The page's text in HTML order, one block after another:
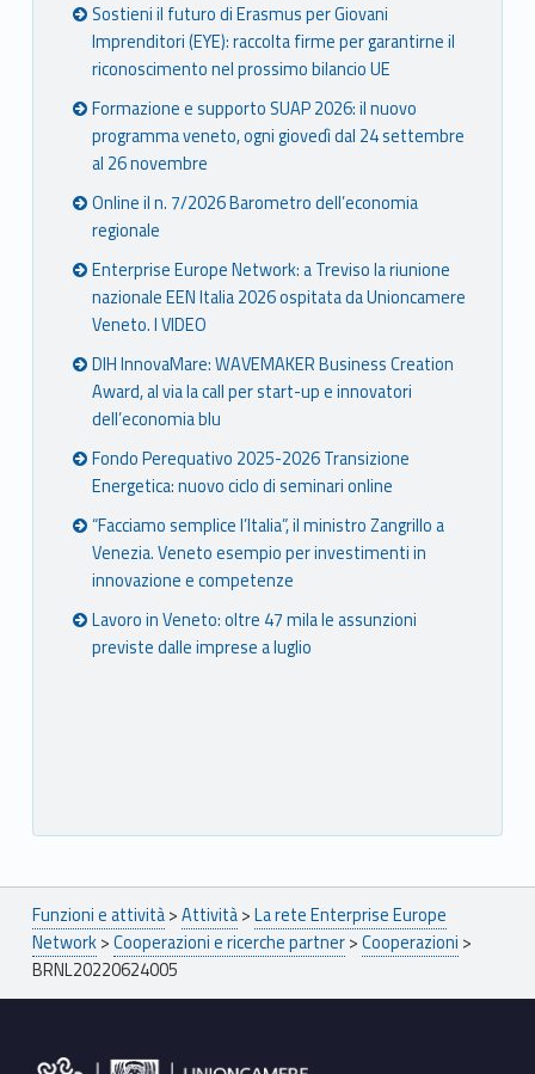
Sostieni il futuro di Erasmus per Giovani
Imprenditori (EYE): raccolta firme per garantirne il
riconoscimento nel prossimo bilancio UE
Formazione e supporto SUAP 2026: il nuovo
programma veneto, ogni giovedì dal 24 settembre
al 26 novembre
Online il n. 7/2026 Barometro dell’economia
regionale
Enterprise Europe Network: a Treviso la riunione
nazionale EEN Italia 2026 ospitata da Unioncamere
Veneto. I VIDEO
DIH InnovaMare: WAVEMAKER Business Creation
Award, al via la call per start-up e innovatori
dell’economia blu
Fondo Perequativo 2025-2026 Transizione
Energetica: nuovo ciclo di seminari online
“Facciamo semplice l’Italia”, il ministro Zangrillo a
Venezia. Veneto esempio per investimenti in
innovazione e competenze
Lavoro in Veneto: oltre 47 mila le assunzioni
previste dalle imprese a luglio
Breadcrumbs navigation
Funzioni e attività>Attività>La rete Enterprise Europe
Network>Cooperazioni e ricerche partner>Cooperazioni >
BRNL20220624005